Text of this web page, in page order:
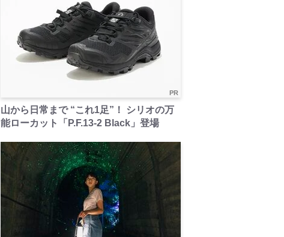
PR
山から日常まで “これ1足”！ シリオの万
能ローカット「P.F.13-2 Black」登場